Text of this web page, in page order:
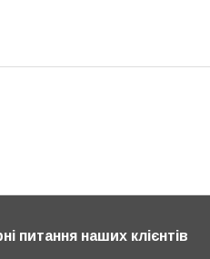
питання наших клієнтів